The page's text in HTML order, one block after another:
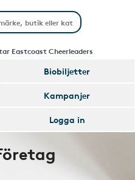
Eastcoast Cheerleaders
Biobiljetter
Kampanjer
Logga in